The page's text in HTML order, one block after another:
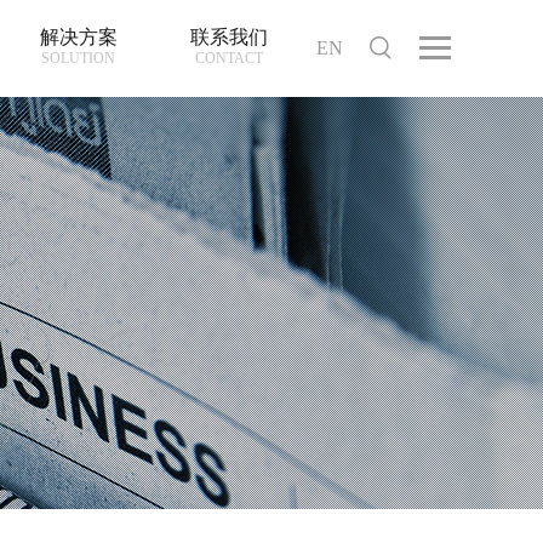
解决方案
SOLUTION
联系我们
CONTACT EN